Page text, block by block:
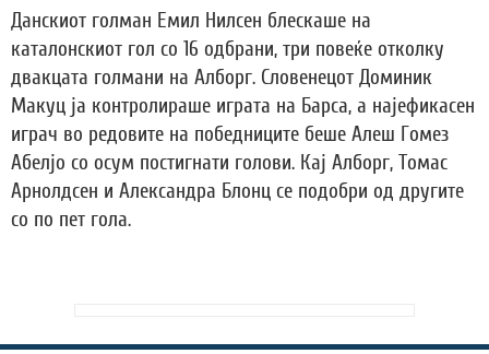
Данскиот голман Емил Нилсен блескаше на
каталонскиот гол со 16 одбрани, три повеќе отколку
двакцата голмани на Алборг. Словенецот Доминик
Макуц ја контролираше играта на Барса, а најефикасен
играч во редовите на победниците беше Алеш Гомез
Абелјо со осум постигнати голови. Кај Алборг, Томас
Арнолдсен и Александра Блонц се подобри од другите
со по пет гола.